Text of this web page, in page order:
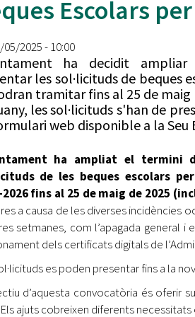
Oberta la convocatòria d'Ajuts per a
jove 2026
Cerdanyola opta a més de 5 milions
Barris per transformar les Fontetes,
l'entorn de l'avinguda Catalunya
El FIT presenta el cartell de la seva
tret de sortida al festival
L’Ajuntament reparteix ulleres
l'eclipsi solar
Escolars
05/2025 - 10:00
ha decidit
les sol·licituds de beques
tramitar fins al 25 de maig
les sol·licituds s'han de
web disponible a la Seu
ha ampliat el termini
de les beques escolars
2026 fins al 25 de maig de 2025
a causa de les diverses incidències
setmanes, com l’apagada general i
dels certificats digitals de
es poden presentar fins a la
d’aquesta convocatòria és oferir
ajuts cobreixen diferents necessitats